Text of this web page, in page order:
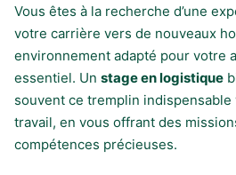
Vous êtes à la recherche d’une
votre carrière vers de nouveaux
environnement adapté pour votre
essentiel. Un stage en logistique
souvent ce tremplin indispensable
travail, en vous offrant des
compétences précieuses.